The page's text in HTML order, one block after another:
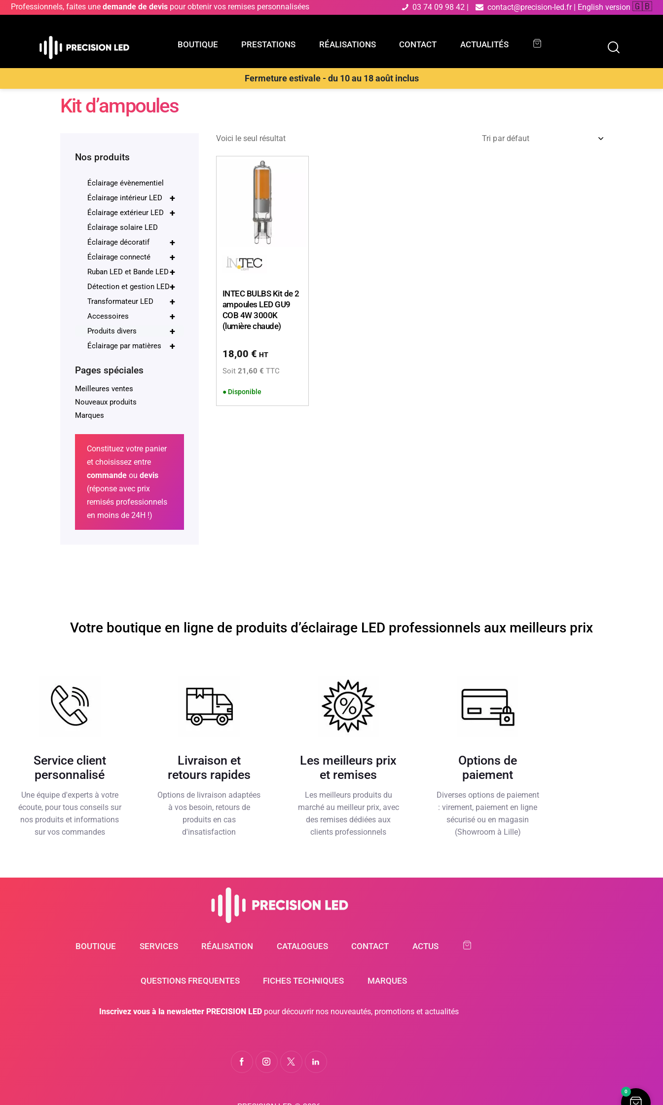
Professionnels, faites une demande de devis pour obtenir vos remises personnalisées 03 74 09 98 42 | contact@precision-led.fr | English version 🇬🇧
BOUTIQUE PRESTATIONS RÉALISATIONS CONTACT ACTUALITÉS
Fermeture estivale - du 10 au 18 août inclus
PRESTATIONS RÉALISATIONS CONTACT
Kit d’ampoules
Voici le seul résultat
INTEC BULBS Kit de 2
ampoules LED GU9
COB 4W 3000K
(lumière chaude)
18,00 € HT
Soit 21,60 € TTC
● Disponible
Nos produits
Éclairage évènementiel
+
Éclairage intérieur LED
+
Éclairage extérieur LED
Éclairage solaire LED
+
Éclairage décoratif
+
Éclairage connecté
+
Ruban LED et Bande LED
+
Détection et gestion LED
+
Transformateur LED
+
Accessoires
+
Produits divers
+
Éclairage par matières
Pages spéciales
Meilleures ventes
Nouveaux produits
Marques
Constituez votre panier
et choisissez entre
commande ou devis
(réponse avec prix
remisés professionnels
en moins de 24H !)
Votre boutique en ligne de produits d’éclairage LED professionnels aux meilleurs prix
Service client
personnalisé
Une équipe d'experts à votre
écoute, pour tous conseils sur
nos produits et informations
sur vos commandes
Livraison et
retours rapides
Options de livraison adaptées
à vos besoin, retours de
produits en cas
d'insatisfaction
Les meilleurs prix
et remises
Les meilleurs produits du
marché au meilleur prix, avec
des remises dédiées aux
clients professionnels
Options de
paiement
Diverses options de paiement
: virement, paiement en ligne
sécurisé ou en magasin
(Showroom à Lille)
BOUTIQUE SERVICES RÉALISATION CATALOGUES CONTACT ACTUS
QUESTIONS FREQUENTES FICHES TECHNIQUES MARQUES
Inscrivez vous à la newsletter PRECISION LEDpour découvrir nos nouveautés, promotions et actualités
0